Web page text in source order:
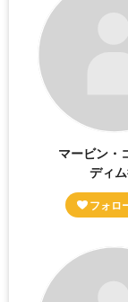
マービン・
ディ